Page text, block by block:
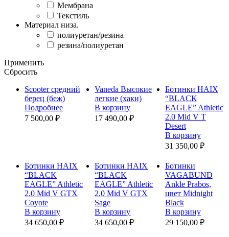
Мембрана
Текстиль
Материал низа.
полиуретан/резина
резина/полиуретан
Применить
Сбросить
Scooter средний
берец (беж)
Подробнее
7 500,00 ₽
Vaneda Высокие
легкие (хаки)
В корзину
17 490,00 ₽
Ботинки HAIX
“BLACK
EAGLE” Athletic
2.0 Mid V T
Desert
В корзину
31 350,00 ₽
Ботинки HAIX
“BLACK
EAGLE” Athletic
2.0 Mid V GTX
Coyote
В корзину
34 650,00 ₽
Ботинки HAIX
“BLACK
EAGLE” Athletic
2.0 Mid V GTX
Sage
В корзину
34 650,00 ₽
Ботинки
VAGABUND
Ankle Prabos,
цвет Мidnight
Black
В корзину
29 150,00 ₽